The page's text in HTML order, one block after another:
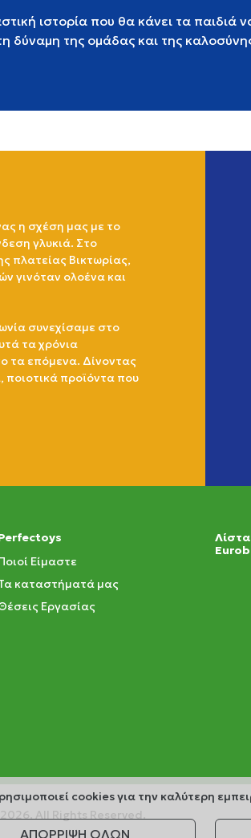
ιστορία που θα κάνει τα παιδιά
δύναμη της ομάδας και της
η σχέση μας με το
γλυκιά. Στο
πλατείας Βικτωρίας,
γινόταν ολοένα και
συνεχίσαμε στο
τα χρόνια
τα επόμενα. Δίνοντας
προϊόντα που
Είμαστε
καταστήματά μας
Εργασίας
All Rights Reserved.
cookies για την καλύτερη
ΑΠΟΡΡΙΨΗ ΟΛΩΝ